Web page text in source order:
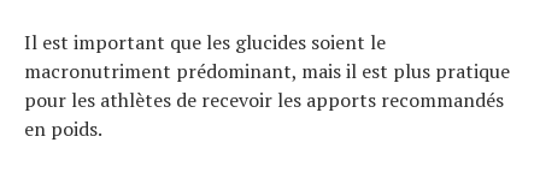
Il est important que les glucides soient le
macronutriment prédominant, mais il est plus pratique
pour les athlètes de recevoir les apports recommandés
en poids.